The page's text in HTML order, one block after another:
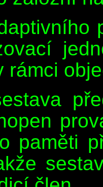
rámci
paměti